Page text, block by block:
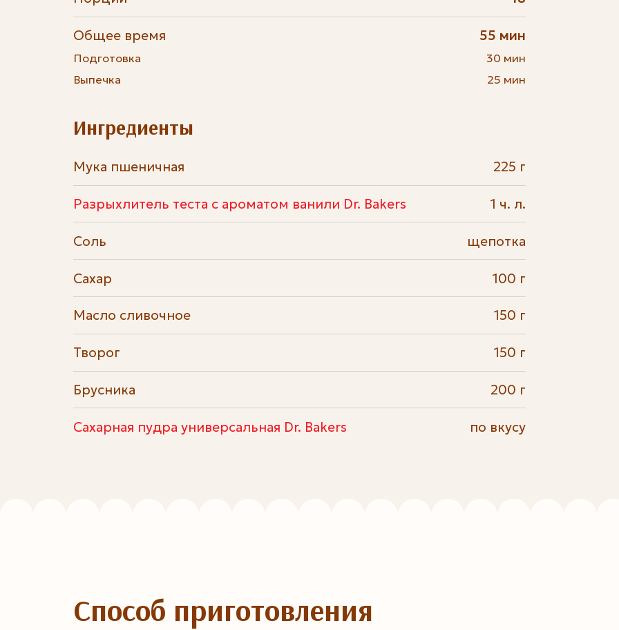
Общее время
Подготовка
Выпечка
55 мин
30 мин
25 мин
Ингредиенты
Мука пшеничная 225 г
Разрыхлитель теста с ароматом ванили Dr. Bakers 1 ч. л.
Соль щепотка
Сахар 100 г
Масло сливочное 150 г
Творог 150 г
Брусника 200 г
Сахарная пудра универсальная Dr. Bakers по вкусу
Способ приготовления